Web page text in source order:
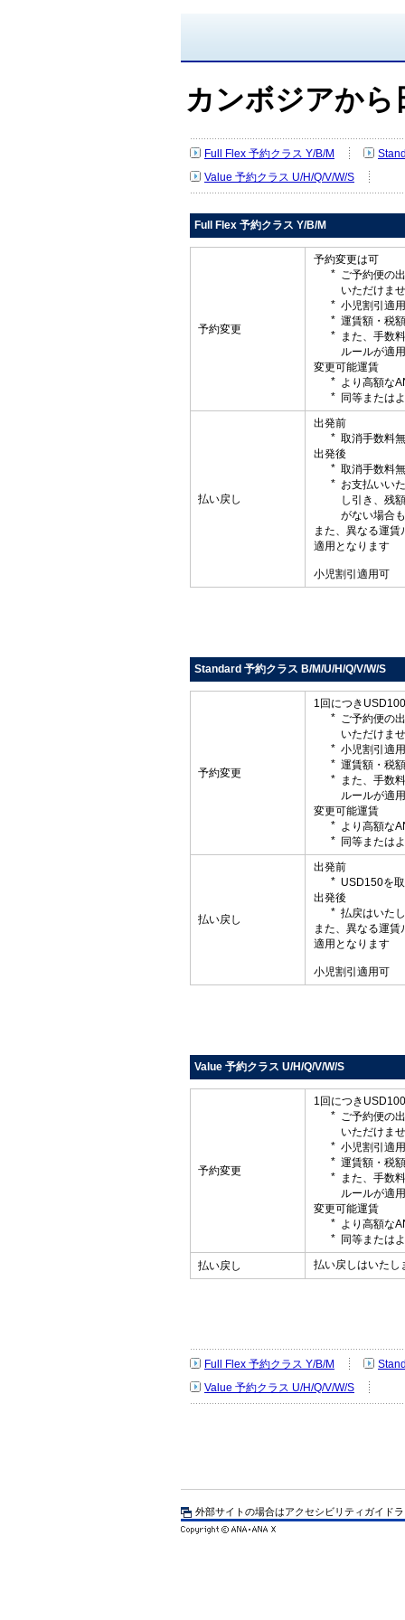
カンボジアから
Full Flex 予約クラス Y/B/M
Value 予約クラス U/H/Q/V/W/S
Full Flex 予約クラス Y/B/M
予約変更
予約変更は可
ご予約便の
いただけま
小児割引適
運賃額・税
また、手数
ルールが適
変更可能運賃
より高額な
同等または
払い戻し
出発前
取消手数料
出発後
取消手数料
お支払いい
し引き、残
がない場合
また、異なる運
適用となります
小児割引適用可
Standard 予約クラス B/M/U/H/Q/V/W/S
予約変更
1回につき
ご予約便の
いただけま
小児割引適
運賃額・税
また、手数
ルールが適
変更可能運賃
より高額な
同等または
払い戻し
出発前
USD150を
出発後
払戻はいた
また、異なる運
適用となります
小児割引適用可
Value 予約クラス U/H/Q/V/W/S
予約変更
1回につき
ご予約便の
いただけま
小児割引適
運賃額・税
また、手数
ルールが適
変更可能運賃
より高額な
同等または
払い戻し 払い戻しはいたし
Full Flex 予約クラス Y/B/M
Value 予約クラス U/H/Q/V/W/S
外部サイトの場合はアクセシビリティガイド